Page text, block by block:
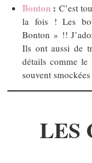
Bonton : C’est
la fois ! Les
Bonton » !!
Ils ont aussi de
détails comme le
souvent
LES